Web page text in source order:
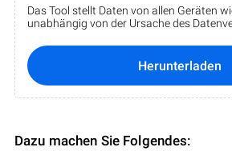
Das Tool stellt Daten von allen Geräten
unabhängig von der Ursache des
Herunterladen
Dazu machen Sie Folgendes: